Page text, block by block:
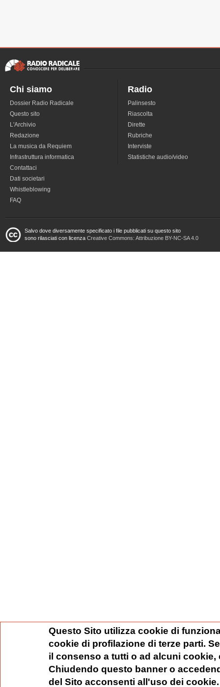
Chi siamo
Dossier Radio Radicale
Questo sito
L'Archivio
Redazione
La musica da Requiem
Infrastruttura informatica
Contattaci
Dati societari
Whistleblowing
FAQ
Radio
Palinsesto
Riascolta
Dirette
Rubriche
Interviste
Statistiche audio/video
Salvo dove diversamente specificato i file pubblicati su questo sito
sono rilasciati con licenza Creative Commons: Attribuzione BY-NC-SA 4.0
Questo Sito utilizza cookie di
cookie di profilazione di terze parti.
il consenso a tutti o ad alcuni
Chiudendo questo banner o
del Sito acconsenti all'uso dei cookie.